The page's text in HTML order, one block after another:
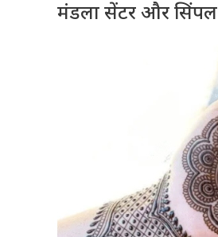
मंडला सेंटर और सिंपल